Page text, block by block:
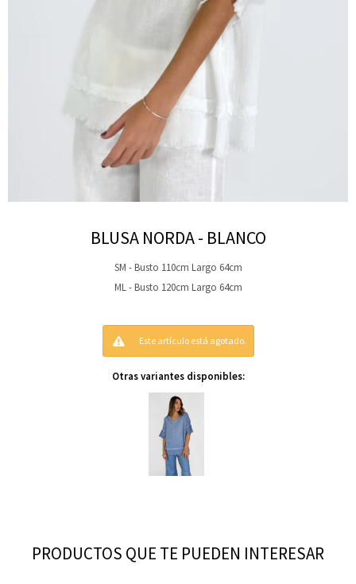
BLUSA NORDA - BLANCO
SM - Busto 110cm Largo 64cm
ML - Busto 120cm Largo 64cm
Este artículo está agotado.
Otras variantes disponibles:
PRODUCTOS QUE TE PUEDEN INTERESAR